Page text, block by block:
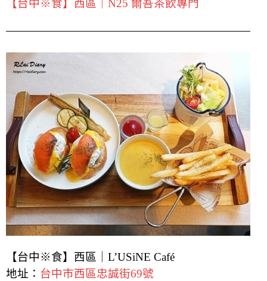
【台中※食】西區｜N25 爾吾茶飲專門
【台中※食】西區｜L’USiNE Café
地址： 台中市西區忠誠街69號